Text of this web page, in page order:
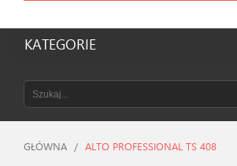
KATEGORIE
GŁÓWNA / ALTO PROFESSIONAL TS 408